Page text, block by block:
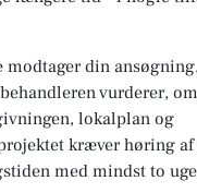
modtager din
vurderer,
lokalplan og
kræver høring af
med mindst to